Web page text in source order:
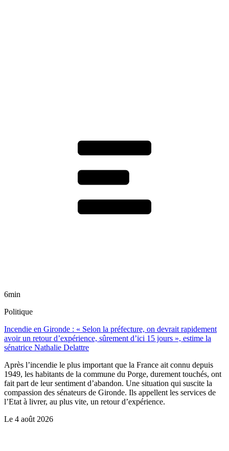
6min
Politique
Incendie en Gironde : « Selon la préfecture, on devrait rapidement
avoir un retour d’expérience, sûrement d’ici 15 jours », estime la
sénatrice Nathalie Delattre
Après l’incendie le plus important que la France ait connu depuis
1949, les habitants de la commune du Porge, durement touchés, ont
fait part de leur sentiment d’abandon. Une situation qui suscite la
compassion des sénateurs de Gironde. Ils appellent les services de
l’Etat à livrer, au plus vite, un retour d’expérience.
Le 4 août 2026